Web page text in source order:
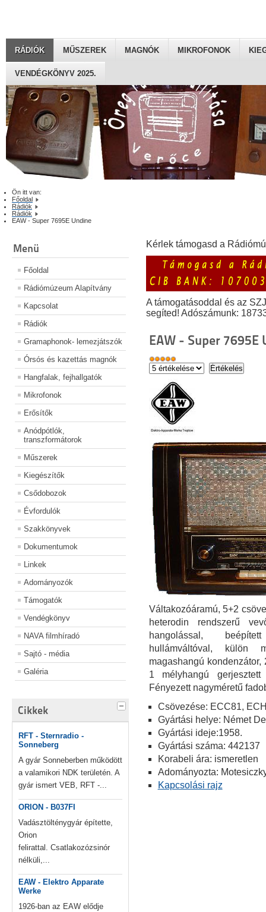
RÁDIÓK MŰSZEREK MAGNÓK MIKROFONOK
VENDÉGKÖNYV 2025.
Ön itt van:
Főoldal
Rádiók
Rádiók
EAW - Super 7695E Undine
Menü
Főoldal
Rádiómúzeum Alapítvány
Kapcsolat
Rádiók
Gramaphonok- lemezjátszók
Órsós és kazettás magnók
Hangfalak, fejhallgatók
Mikrofonok
Erősítők
Anódpótlók,
transzformátorok
Műszerek
Kiegészítők
Csődobozok
Évfordulók
Szakkönyvek
Dokumentumok
Linkek
Adományozók
Támogatók
Vendégkönyv
NAVA filmhíradó
Sajtó - média
Galéria
Cikkek
RFT - Sternradio -
Sonneberg
A gyár Sonneberben működött
a valamikori NDK területén. A
gyár ismert VEB, RFT -...
ORION - B037FI
Vadásztölténygyár építette,
Orion
felirattal. Csatlakozózsinór
nélküli,...
EAW - Elektro Apparate
Werke
1926-ban az EAW elődje
Kérlek támogasd a
A támogatásoddal és az
segíted! Adószámunk:
EAW - Super 7695E
Váltakozóáramú, 5+2
heterodin rendszerű
hangolással,
hullámváltóval, külön
magashangú
1 mélyhangú
Fényezett nagyméretű
Csövezése: ECC81,
Gyártási helye: Német
Gyártási ideje:1958.
Gyártási száma: 442137
Korabeli ára: ismeretlen
Adományozta:
Kapcsolási rajz